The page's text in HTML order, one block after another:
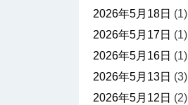
2026年5月18日 (1)
2026年5月17日 (1)
2026年5月16日 (1)
2026年5月13日 (3)
2026年5月12日 (2)